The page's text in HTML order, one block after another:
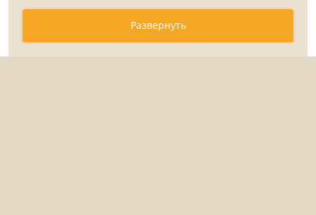
ассортимент запчастей для коробок переключения
Развернуть